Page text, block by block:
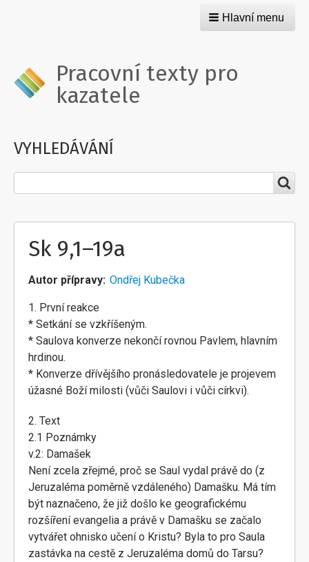
Hlavní menu
Pracovní texty pro
kazatele
VYHLEDÁVÁNÍ
Sk 9,1–19a
Autor přípravy Ondřej Kubečka
1. První reakce
* Setkání se vzkříšeným.
* Saulova konverze nekončí rovnou Pavlem, hlavním
hrdinou.
* Konverze dřívějšího pronásledovatele je projevem
úžasné Boží milosti (vůči Saulovi i vůči církvi).
2. Text
2.1 Poznámky
v.2: Damašek
Není zcela zřejmé, proč se Saul vydal právě do (z
Jeruzaléma poměrně vzdáleného) Damašku. Má tím
být naznačeno, že již došlo ke geografickému
rozšíření evangelia a právě v Damašku se začalo
vytvářet ohnisko učení o Kristu? Byla to pro Saula
zastávka na cestě z Jeruzaléma domů do Tarsu?